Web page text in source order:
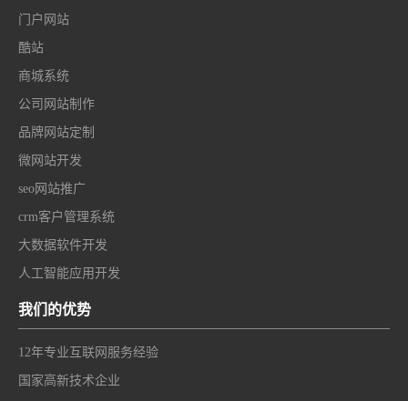
门户网站
酷站
商城系统
公司网站制作
品牌网站定制
微网站开发
seo网站推广
crm客户管理系统
大数据软件开发
人工智能应用开发
我们的优势
12年专业互联网服务经验
国家高新技术企业